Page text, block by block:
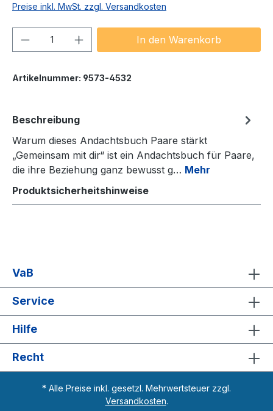
Preise inkl. MwSt. zzgl. Versandkosten
Produkt Anzahl: Gib denIn den Warenkorb
Artikelnummer: 9573-4532
Beschreibung
Warum dieses Andachtsbuch Paare stärkt
„Gemeinsam mit dir“ ist ein Andachtsbuch für Paare,
die ihre Beziehung ganz bewusst g… Mehr
Produktsicherheitshinweise
VaB
Service
Hilfe
Recht
* Alle Preise inkl. gesetzl. Mehrwertsteuer zzgl.
Versandkosten.